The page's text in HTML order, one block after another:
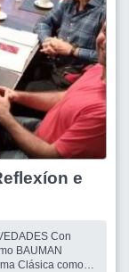
e
Clásica como